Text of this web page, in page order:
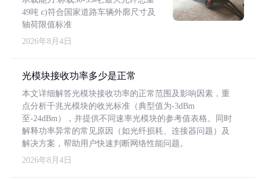
49吨 c)符合国家道路车辆外廓尺寸及
轴荷限值标准
2026年8月4日
光模块接收功率多少是正常
本文详细解答光模块接收功率的正常范围及影响因素，重
点分析千兆光模块的收光标准（典型值为-3dBm
至-24dBm），并提供不同速率光模块的参考值表格。同时
解释功率异常的常见原因（如光纤损耗、连接器问题）及
解决方案，帮助用户快速判断网络性能问题。
2026年8月4日